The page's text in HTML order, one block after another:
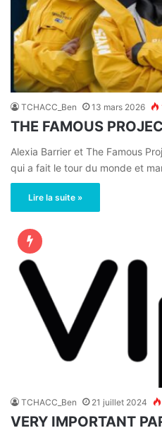
TCHACC_Ben 13 mars 2026
THE FAMOUS
Alexia Barrier et The Famous
qui a fait le tour du monde et
Lire la suite »
TCHACC_Ben 21 juillet 2024
VERY IMPORTANT